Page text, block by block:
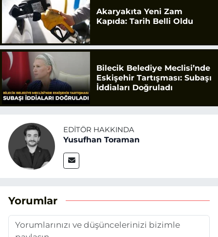
Akaryakıta Yeni Zam
Kapıda: Tarih Belli Oldu
Bilecik Belediye Meclisi’nde
Eskişehir Tartışması: Subaşı
İddiaları Doğruladı
EDITÖR HAKKINDA
Yusufhan Toraman
Yorumlar